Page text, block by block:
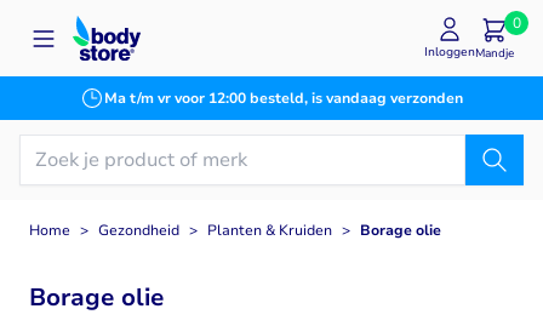
Ga naar de inhoud
Ma t/m vr voor 12:00 besteld, is vandaag verzonden
InloggenMandje
0
Home > Gezondheid > Planten & Kruiden > Borage olie
Borage olie